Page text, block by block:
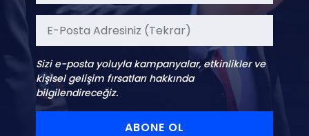
Sizi e-posta yoluyla kampanyalar, etkinlikler ve
kişisel gelişim fırsatları hakkında
bilgilendireceğiz.
ABONE OL